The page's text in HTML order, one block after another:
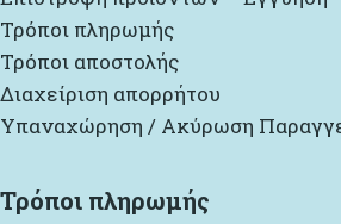
Τρόποι πληρωμής
Τρόποι αποστολής
Διαχείριση απορρήτου
Υπαναχώρηση / Ακύρωση
Τρόποι πληρωμής